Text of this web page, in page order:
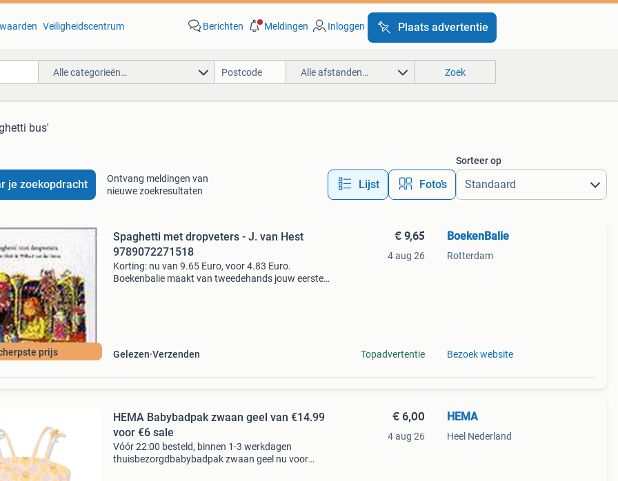
Veiligheidscentrum Berichten Meldingen Inloggen Plaats advertentie
Alle categorieën… Alle afstanden… Zoek
bus'
je zoekopdracht
Ontvang meldingen van
nieuwe zoekresultaten
Lijst Foto’s
Sorteer op
prijs
Spaghetti met dropveters - J. van Hest
9789072271518
Korting: nu van 9.65 Euro, voor 4.83 Euro.
Boekenbalie maakt van tweedehands jouw eerste
Gelezen Verzenden
€ 9,65
4 aug 26
Topadvertentie
BoekenBalie
Rotterdam
Bezoek website
HEMA Babybadpak zwaan geel van €14.99
voor €6 sale
Vóór 22:00 besteld, binnen 1-3 werkdagen
thuisbezorgdbabybadpak zwaan geel nu voor
€ 6,00
4 aug 26
HEMA
Heel Nederland